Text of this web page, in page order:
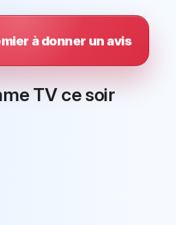
à donner un avis
TV ce soir